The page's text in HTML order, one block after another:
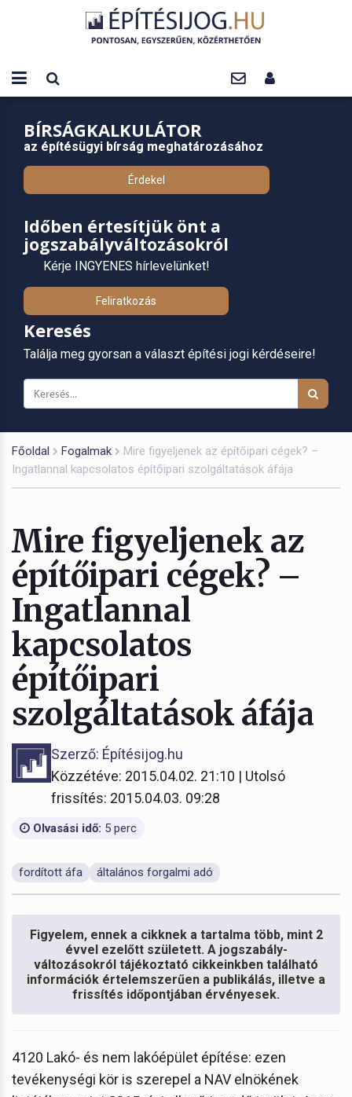
BÍRSÁGKALKULÁTOR
az építésügyi bírság meghatározásához
Érdekel
Időben értesítjük önt a
jogszabályváltozásokról
Kérje INGYENES hírlevelünket!
Feliratkozás
Keresés
Találja meg gyorsan a választ építési jogi kérdéseire!
Főoldal Fogalmak
Mire figyeljenek az építőipari cégek? –
Ingatlannal kapcsolatos építőipari szolgáltatások áfája
Mire figyeljenek az
építőipari cégek? –
Ingatlannal
kapcsolatos
építőipari
szolgáltatások áfája
Szerző: Építésijog.hu
Közzétéve: 2015.04.02. 21:10 | Utolsó
frissítés: 2015.04.03. 09:28
Olvasási idő: 5 perc
fordított áfa általános forgalmi adó
Figyelem, ennek a cikknek a tartalma több, mint 2
évvel ezelőtt született. A jogszabály-
változásokról tájékoztató cikkeinkben található
információk értelemszerűen a publikálás, illetve a
frissítés időpontjában érvényesek.
4120 Lakó- és nem lakóépület építése: ezen
tevékenységi kör is szerepel a NAV elnökének